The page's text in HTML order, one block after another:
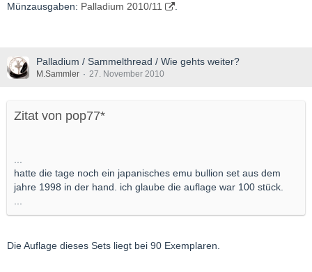
Münzausgaben: Palladium 2010/11
Palladium / Sammelthread / Wie gehts weiter?
M.Sammler 27. November 2010
Zitat von pop77*
hatte die tage noch ein japanisches emu bullion set aus dem
jahre 1998 in der hand. ich glaube die auflage war 100 stück.
Die Auflage dieses Sets liegt bei 90 Exemplaren.